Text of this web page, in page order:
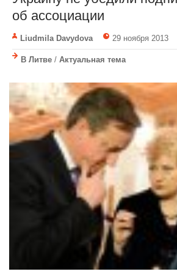
об ассоциации
Liudmila Davydova 29 ноября 2013
В Литве / Актуальная тема